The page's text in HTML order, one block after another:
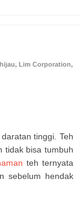
, Lim Corporation,
tinggi. Teh
tidak bisa tumbuh
teh ternyata
sebelum hendak